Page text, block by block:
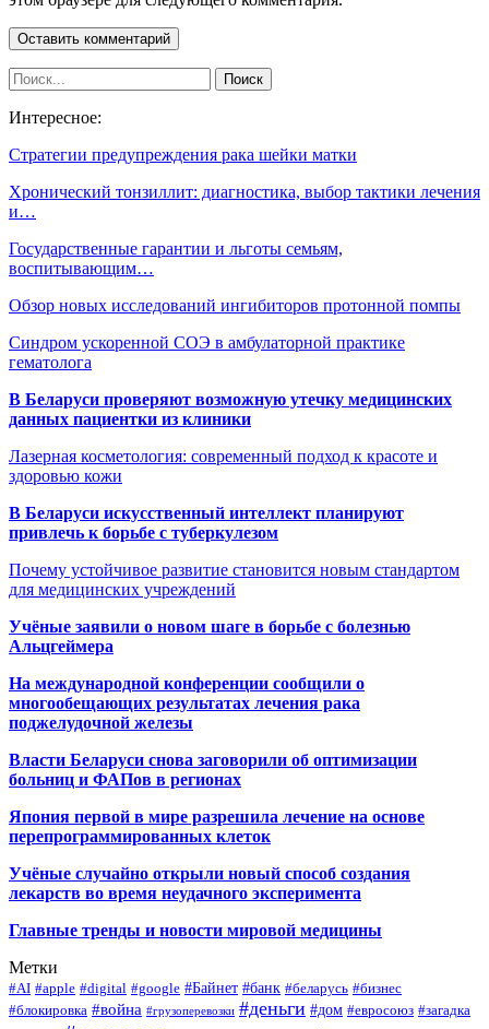
Интересное:
Стратегии предупреждения рака шейки матки
Хронический тонзиллит: диагностика, выбор тактики лечения
и…
Государственные гарантии и льготы семьям,
воспитывающим…
Обзор новых исследований ингибиторов протонной помпы
Синдром ускоренной СОЭ в амбулаторной практике
гематолога
В Беларуси проверяют возможную утечку медицинских
данных пациентки из клиники
Лазерная косметология: современный подход к красоте и
здоровью кожи
В Беларуси искусственный интеллект планируют
привлечь к борьбе с туберкулезом
Почему устойчивое развитие становится новым стандартом
для медицинских учреждений
Учёные заявили о новом шаге в борьбе с болезнью
Альцгеймера
На международной конференции сообщили о
многообещающих результатах лечения рака
поджелудочной железы
Власти Беларуси снова заговорили об оптимизации
больниц и ФАПов в регионах
Япония первой в мире разрешила лечение на основе
перепрограммированных клеток
Учёные случайно открыли новый способ создания
лекарств во время неудачного эксперимента
Главные тренды и новости мировой медицины
Метки
#AI #apple #digital #google #Байнет #банк #беларусь #бизнес
#блокировка #война #грузоперевозки #деньги #дом #евросоюз #загадка